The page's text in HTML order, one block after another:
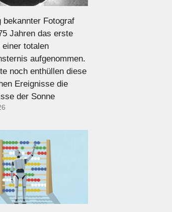
bekannter Fotograf
Jahren das erste
einer totalen
aufgenommen.
noch enthüllen diese
Ereignisse die
der Sonne